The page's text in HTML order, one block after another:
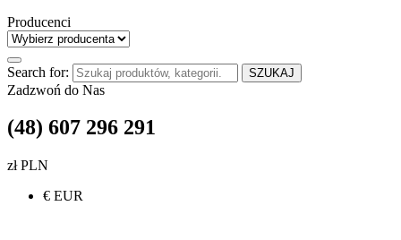
Producenci
Search for: SZUKAJ
Zadzwoń do Nas
(48) 607 296 291
zł PLN
€ EUR